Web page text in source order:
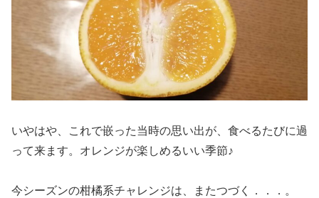
いやはや、これで嵌った当時の思い出が、食べるたびに過
って来ます。オレンジが楽しめるいい季節♪
今シーズンの柑橘系チャレンジは、またつづく．．．。